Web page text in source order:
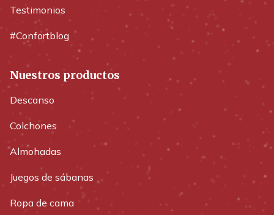
Testimonios
#Confortblog
Nuestros productos
Descanso
Colchones
Almohadas
Juegos de sábanas
Ropa de cama